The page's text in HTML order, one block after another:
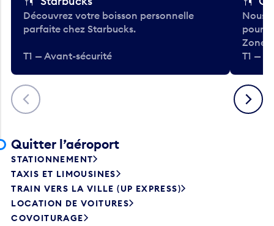
Précédent
Découvrez votre boisson personnelle
parfaite chez Starbucks.
T1 — Avant-sécurité
Nous
pour
Zone.
T1 —
Suivant
Quitter l’aéroport
STATIONNEMENT
TAXIS ET LIMOUSINES
TRAIN VERS LA VILLE (UP EXPRESS)
LOCATION DE VOITURES
COVOITURAGE